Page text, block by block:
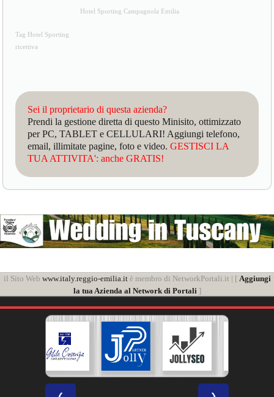
Hotel Sporting Campagnola Emilia
Tag Hotel Sporting
ricettiva
Sei il proprietario di questa azienda?
Prendi la gestione diretta di questo Minisito, ottimizzato
per PC, TABLET e CELLULARI! Aggiungi telefono,
email, illimitate pagine, foto e video.GESTISCI LA
TUA ATTIVITA': anche GRATIS!
il Sito Web www.italy.reggio-emilia.itè membro di NetworkPortali.it | [ Aggiungi
la tua Azienda al Network di Portali]